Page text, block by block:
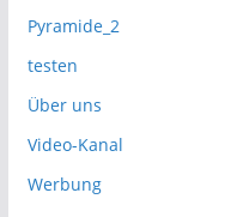
Pyramide_2
testen
Über uns
Video-Kanal
Werbung